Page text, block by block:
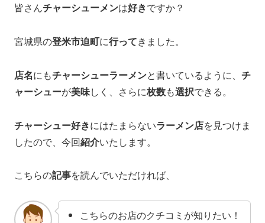
皆さんチャーシューメンは好きですか？
宮城県の登米市迫町に行ってきました。
店名にもチャーシューラーメンと書いているように、 チ
ャーシューが美味しく、さらに枚数も選択できる。
チャーシュー好きにはたまらないラーメン店を見つけま
したので、今回紹介いたします。
こちらの記事を読んでいただければ、
こちらのお店のクチコミが知りたい！